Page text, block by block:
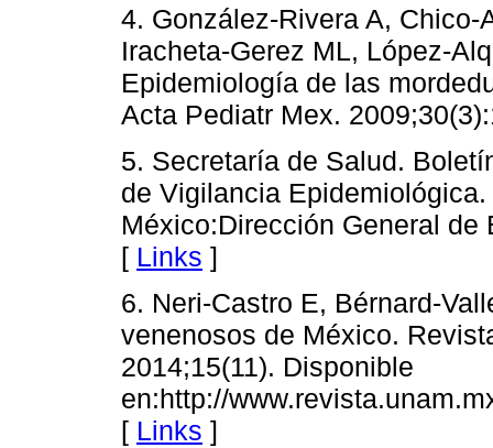
4. González-Rivera A,
Iracheta-Gerez ML, López-
Epidemiología de las
Acta Pediatr Mex.
5. Secretaría de Salud.
de Vigilancia
México:Dirección General
[ Links ]
6. Neri-Castro E, Bérnard-
venenosos de México.
2014;15(11). Disponible
en:http://
[ Links ]